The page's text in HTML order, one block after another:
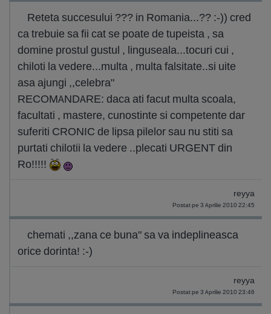
Reteta succesului ??? in Romania...?? :-)) cred
ca trebuie sa fii cat se poate de tupeista , sa
domine prostul gustul , linguseala...tocuri cui ,
chiloti la vedere...multa , multa falsitate..si uite
asa ajungi ,,celebra"
RECOMANDARE: daca ati facut multa scoala,
facultati , mastere, cunostinte si competente dar
suferiti CRONIC de lipsa pilelor sau nu stiti sa
purtati chilotii la vedere ..plecati URGENT din
Ro!!!!!
reyya
Postat pe 3 Aprilie 2010 22:45
chemati ,,zana ce buna" sa va indeplineasca
orice dorinta! :-)
reyya
Postat pe 3 Aprilie 2010 23:46